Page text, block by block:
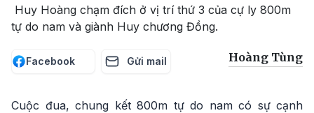
Huy Hoàng chạm đích ở vị trí thứ 3 của cự ly 800m
tự do nam và giành Huy chương Đồng.
Facebook Gửi mail Hoàng Tùng
Cuộc đua, chung kết 800m tự do nam có sự cạnh